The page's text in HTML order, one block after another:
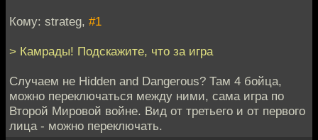
Кому: strateg, #1
> Камрады! Подскажите, что за игра
Случаем не Hidden and Dangerous? Там 4 бойца,
можно переключаться между ними, сама игра по
Второй Мировой войне. Вид от третьего и от первого
лица - можно переключать.